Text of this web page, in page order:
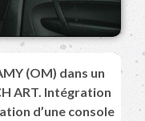
(OM) dans un
ART. Intégration
d’une console